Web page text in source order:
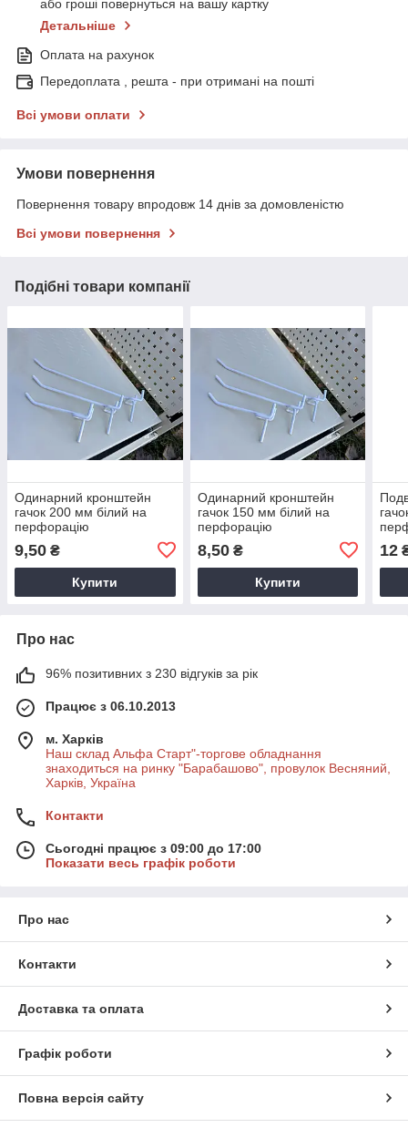
або гроші повернуться на вашу картку
Детальніше
Оплата на рахунок
Передоплата , решта - при отримані на пошті
Всі умови оплати
Умови повернення
Повернення товару впродовж 14 днів за домовленістю
Всі умови повернення
Подібні товари компанії
Одинарний кронштейн
гачок 200 мм білий на
перфорацію
9,50 ₴
Купити
Одинарний кронштейн
гачок 150 мм білий на
перфорацію
8,50₴
Купити
12
Про нас
96% позитивних з 230 відгуків за рік
Працює з 06.10.2013
м. Харків
Наш склад Альфа Старт"-торгове обладнання
знаходиться на ринку "Барабашово", провулок Весняний,
Харків, Україна
Контакти
Сьогодні працює з 09:00 до 17:00
Показати весь графік роботи
Про нас
Контакти
Доставка та оплата
Графік роботи
Повна версія сайту